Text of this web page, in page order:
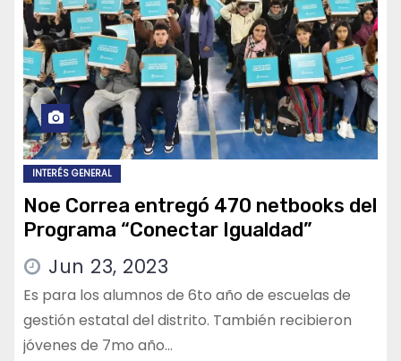
INTERÉS GENERAL
Noe Correa entregó 470 netbooks del
Programa “Conectar Igualdad”
Jun 23, 2023
Es para los alumnos de 6to año de escuelas de
gestión estatal del distrito. También recibieron
jóvenes de 7mo año…